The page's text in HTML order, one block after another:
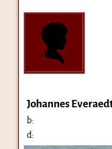
Johannes
b:
d: